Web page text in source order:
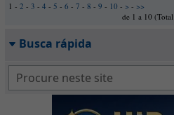
1 - 2 - 3 - 4 - 5 - 6 - 7 - 8 - 9 - 10 - > - >>
de 1 a 10
Busca rápida